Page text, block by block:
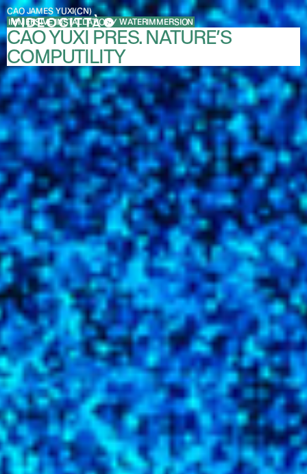
CAO JAMES YUXI(CN)
IMMERSIVE INSTALLATION / WATERIMMERSION
CAO YUXI PRES. NATURE’S
COMPUTILITY